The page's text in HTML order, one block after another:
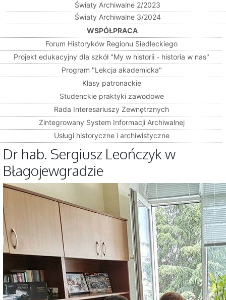
Światy Archiwalne 2/2023
Światy Archiwalne 3/2024
WSPÓŁPRACA
Forum Historyków Regionu Siedleckiego
Projekt edukacyjny dla szkół "My w historii - historia w nas"
Program "Lekcja akademicka"
Klasy patronackie
Studenckie praktyki zawodowe
Rada Interesariuszy Zewnętrznych
Zintegrowany System Informacji Archiwalnej
Usługi historyczne i archiwistyczne
Dr hab. Sergiusz Leończyk w
Błagojewgradzie